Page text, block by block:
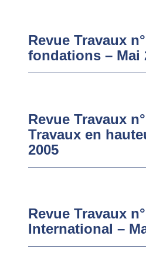
Revue Travaux
fondations – Mai
Revue Travaux
Travaux en
2005
Revue Travaux
International –